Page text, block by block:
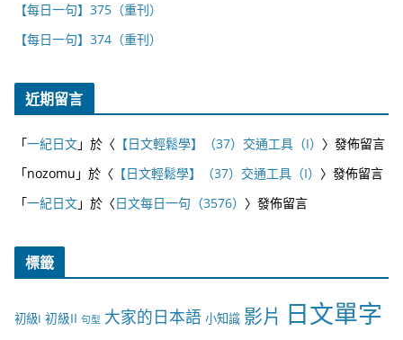
【每日一句】375（重刊）
【每日一句】374（重刊）
近期留言
「一紀日文」於〈 【日文輕鬆學】（37）交通工具（I） 〉發佈留言
「nozomu 」於〈 【日文輕鬆學】（37）交通工具（I） 〉發佈留言
「一紀日文」於〈日文每日一句（3576） 〉發佈留言
標籤
初級I 初級II 句型 大家的日本語 小知識 影片 日文單字